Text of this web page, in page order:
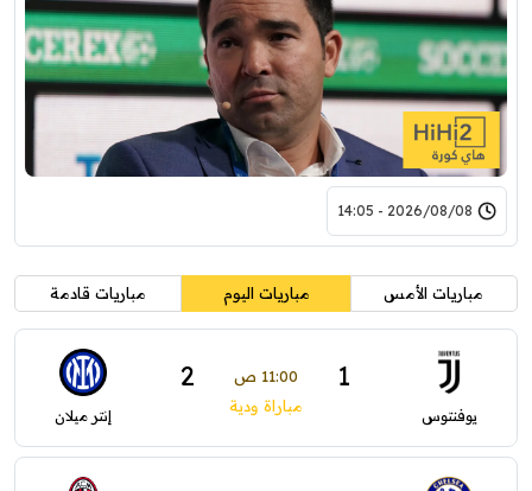
2026/08/08 - 14:05
مباريات الأمس مباريات اليوم مباريات قادمة
يوفنتوس
1 11:00 ص 2
مباراة ودية إنتر ميلان